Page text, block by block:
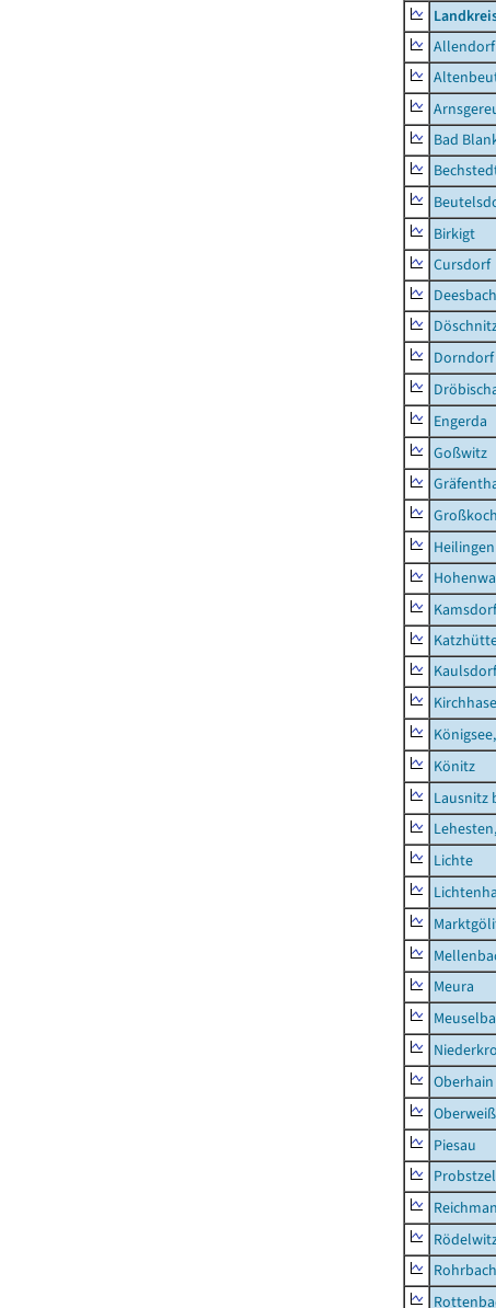
Allendorf
Bad
Birkigt
Cursdorf
Deesbach
Dorndorf
Engerda
Goßwitz
Heilingen
Kamsdorf
Kaulsdorf
Könitz
Lausnitz
Lichte
Meura
Oberhain
Piesau
Rohrbach